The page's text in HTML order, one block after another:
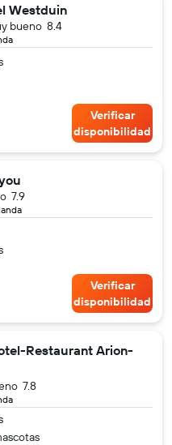
Westduin
8.4
bueno
Verificar
disponibilidad
7.9
Verificar
disponibilidad
Restaurant Arion-
7.8